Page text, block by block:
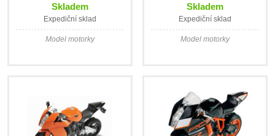
Skladem
Expediční sklad
Model motorky
Skladem
Expediční sklad
Model motorky